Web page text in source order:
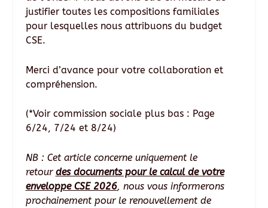
justifier toutes les compositions familiales
pour lesquelles nous attribuons du budget
CSE.
Merci d’avance pour votre collaboration et
compréhension.
(*Voir commission sociale plus bas : Page
6/24, 7/24 et 8/24)
NB : Cet article concerne uniquement le
retour des documents pour le calcul de votre
enveloppe CSE 2026, nous vous informerons
prochainement pour le renouvellement de